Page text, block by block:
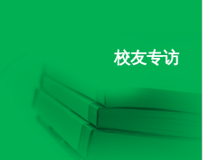
校友专访